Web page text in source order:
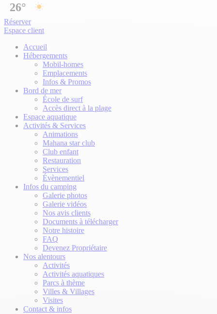
26°
Réserver
Espace client
Accueil
Hébergements
Mobil-homes
Emplacements
Infos & Promos
Bord de mer
École de surf
Accès direct à la plage
Espace aquatique
Activités & Services
Animations
Mahana star club
Club enfant
Restauration
Services
Évènementiel
Infos du camping
Galerie photos
Galerie vidéos
Nos avis clients
Documents à télécharger
Notre histoire
FAQ
Devenez Propriétaire
Nos alentours
Activités
Activités aquatiques
Parcs à thème
Villes & Villages
Visites
Contact & infos